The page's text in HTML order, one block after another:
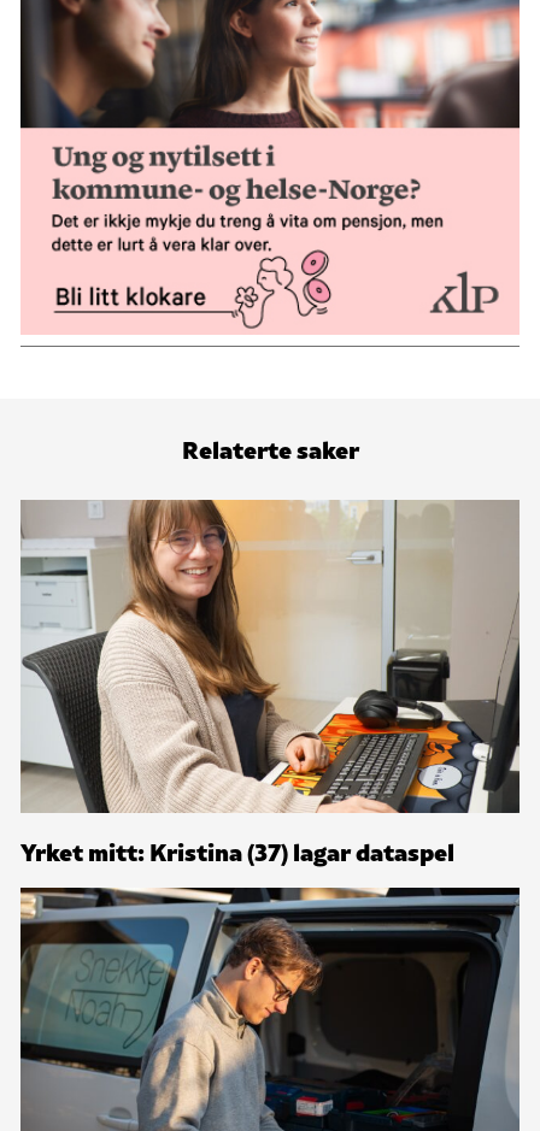
Relaterte saker
Yrket mitt: Kristina (37) lagar dataspel